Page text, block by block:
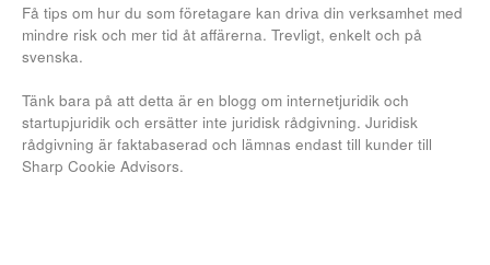
Få tips om hur du som företagare kan driva din verksamhet med
mindre risk och mer tid åt affärerna. Trevligt, enkelt och på
svenska.
Tänk bara på att detta är en blogg om internetjuridik och
startupjuridik och ersätter inte juridisk rådgivning. Juridisk
rådgivning är faktabaserad och lämnas endast till kunder till
Sharp Cookie Advisors.